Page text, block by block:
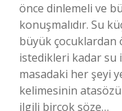
önce dinlemeli ve
konuşmalıdır. Su
büyük çocuklardan
istedikleri kadar su
masadaki her şeyi
kelimesinin
ilgili birçok söze…